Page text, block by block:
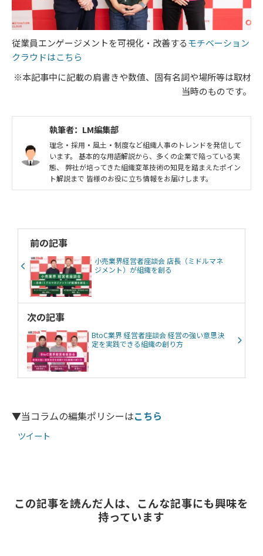
従業員エンゲージメントを可視化・改善するモチベーション
クラウドはこちら
※本記事中に記載の肩書きや数値、固有名詞や場所等は取材
当時のものです。
執筆者：LM編集部
理念・採用・風土・制度など組織人事のトレンドを発信して
います。 基本的な用語解説から、多くの企業で陥っている実
態、 弊社が培ってきた組織変革技術の知見を踏まえたポイン
ト解説まで 皆様のお役に立ち情報をお届けします。
前の記事
小売業界経営者座談会 店長（ミドルマネ
ジメント）が組織を創る
次の記事
BtoC業界 経営者座談会 経営の強い意思決
定を実践できる組織の創り方
▼当コラムの編集ポリシーはこちら
ツイート
この記事を読んだ人は、こんな記事にも興味を
持っています